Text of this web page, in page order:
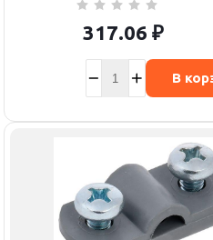
317.06 ₽
В